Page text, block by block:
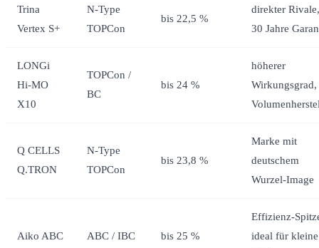
Trina
Vertex S+
N-Type
TOPCon
bis 22,5 %
direkter Rivale,
30 Jahre
LONGi
Hi-MO
X10
TOPCon /
BC
bis 24 %
höherer
Wirkungsgrad,
Q CELLS
Q.TRON
N-Type
TOPCon
bis 23,8 %
Marke mit
deutschem
Wurzel-Image
Aiko ABC ABC / IBC bis 25 %
Effizienz-
ideal für kleine